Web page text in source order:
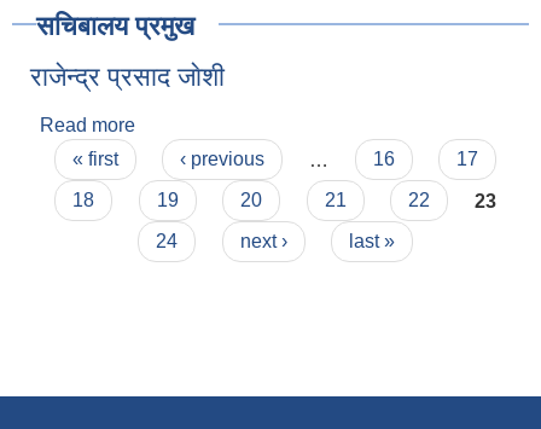
सचिबालय प्रमुख
राजेन्द्र प्रसाद जाेशी
Read more
Pages
« first ‹ previous 16
17
18
19 20 21 22
23
24
next › last »